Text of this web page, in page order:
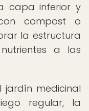
capa inferior y
compost o
la estructura
a las
jardín medicinal
regular, la